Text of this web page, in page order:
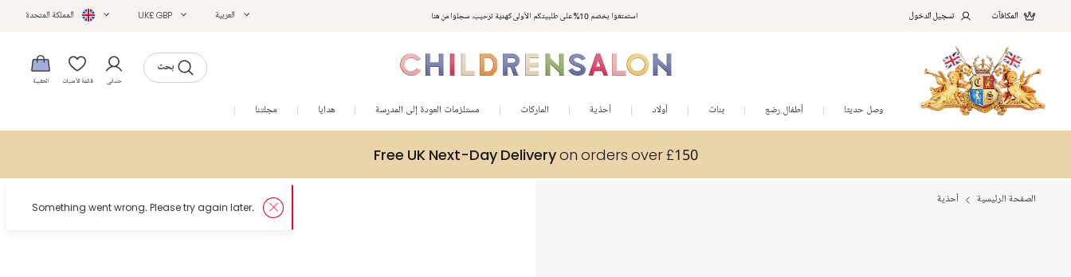
استمتعوا بخصم 10% على طلبيتكم الأولى كهدية ترحيب. سجلوا من هنا المكافآت تسجيل الدخول العربية UK£ GBP المملكة المتحدة
بحث
حسابي قائمة الأمنيات الحقيبة
وصل حديثا أطفال رضع بنات أولاد أحذية الماركات مستلزمات العودة إلى المدرسة هدايا مجلتنا
Free UK Next-Day Deliveryon orders over £150
الصفحة الرئيسية أحذية